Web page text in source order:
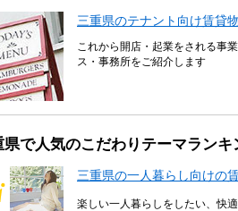
三重県のテナント向け賃貸
これから開店・起業をされる事
ス・事務所をご紹介します
県で人気のこだわりテーマランキ
三重県の一人暮らし向けの
楽しい一人暮らしをしたい、快